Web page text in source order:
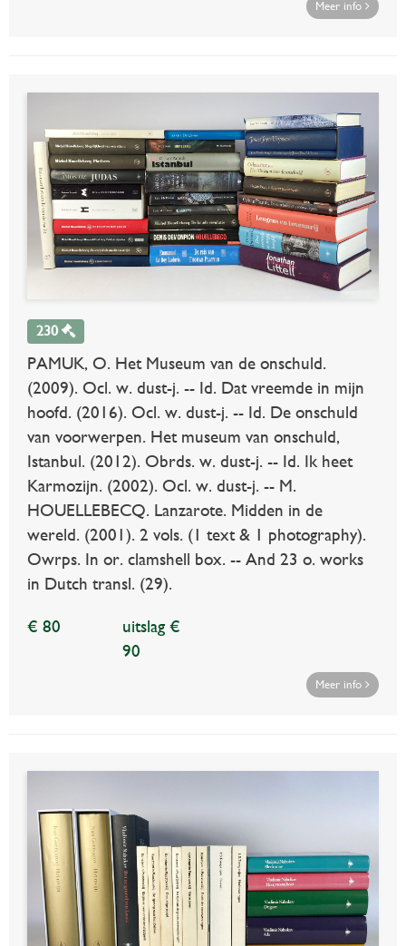
Meer info
230
PAMUK, O. Het Museum van de onschuld.
(2009). Ocl. w. dust-j. -- Id. Dat vreemde in mijn
hoofd. (2016). Ocl. w. dust-j. -- Id. De onschuld
van voorwerpen. Het museum van onschuld,
Istanbul. (2012). Obrds. w. dust-j. -- Id. Ik heet
Karmozijn. (2002). Ocl. w. dust-j. -- M.
HOUELLEBECQ. Lanzarote. Midden in de
wereld. (2001). 2 vols. (1 text & 1 photography).
Owrps. In or. clamshell box. -- And 23 o. works
in Dutch transl. (29).
€ 80
uitslag €
90
Meer info